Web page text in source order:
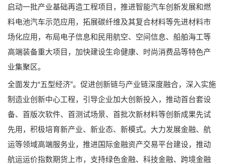
启动一批产业基础再造工程项目，推进智能汽车创新发展和燃
料电池汽车示范应用，拓展碳纤维及其复合材料等先进材料市
场化应用，布局电子信息和民用航空、空间信息、船舶海工等
高端装备重大项目，加快建设生命健康、时尚消费品等特色产
业集聚区。
全面发力“五型经济”。促进创新链与产业链深度融合，深入实施
制造业创新中心工程，引导企业加大创新投入，推动首台套设
备、首版次软件、首测试场景、首批次新材料等创新成果先试
先用，积极培育新产业、新业态、新模式。大力发展金融、航
运等领域高端服务业，推进国际金融资产交易平台建设，推动
航运运价指数期货上市，支持绿色金融、科技金融、跨境金融